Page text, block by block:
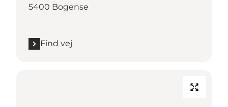
5400 Bogense
Find vej